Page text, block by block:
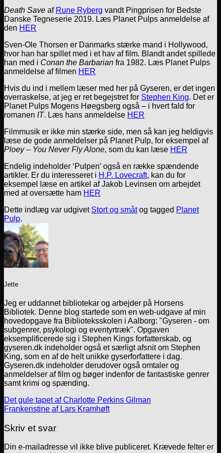
Death Save af Rune Ryberg vandt Pingprisen for Bedste
Danske Tegneserie 2019. Læs Planet Pulps anmeldelse af
den HER
Sven-Ole Thorsen er Danmarks stærke mand i Hollywood,
hvor han har spillet med i et hav af film. Blandt andet spillede
han med i Conan the Barbarian fra 1982. Læs Planet Pulps
anmeldelse af filmen HER
Hvis du ind i mellem læser med her på Gyseren, er det ingen
overraskelse, at jeg er ret begejstret for Stephen King. Det er
Planet Pulps Mogens Høegsberg også – i hvert fald for
romanen IT. Læs hans anmeldelse HER
Filmmusik er ikke min stærke side, men så kan jeg heldigvis
læse de gode anmeldelser på Planet Pulp, for eksempel af
Ploey – You Never Fly Alone, som du kan læse HER
Endelig indeholder ‘Pulpen’ også en række spændende
artikler. Er du interesseret i H.P. Lovecraft, kan du for
eksempel læse en artikel af Jakob Levinsen om arbejdet
med at oversætte ham HER
Dette indlæg var udgivet Stort og småtog tagged Planet
Pulp.
Jette
Jeg er uddannet bibliotekar og arbejder på Horsens
Bibliotek. Denne blog startede som en web-udgave af min
hovedopgave fra Biblioteksskolen i Aalborg: "Gyseren - om
subgenrer, psykologi og eventyrtræk". Opgaven
eksemplificerede sig i Stephen Kings forfatterskab, og
gyseren.dk indeholder også et særligt afsnit om Stephen
King, som en af de helt unikke gyserforfattere i dag.
Gyseren.dk indeholder derudover også omtaler og
anmeldelser af film og bøger indenfor de fantastiske genrer
samt krimi og spænding.
Det gule tapet af Charlotte Perkins Gilman
Frankenstine af Lars Kramhøft
Skriv et svar
Din e-mailadresse vil ikke blive publiceret. Krævede felter er